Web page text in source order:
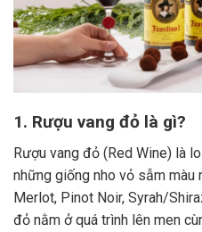
1. Rượu vang đỏ là gì?
Rượu vang đỏ (Red Wine) là
những giống nho vỏ sẫm màu
Merlot, Pinot Noir, Syrah/
đỏ nằm ở quá trình lên men